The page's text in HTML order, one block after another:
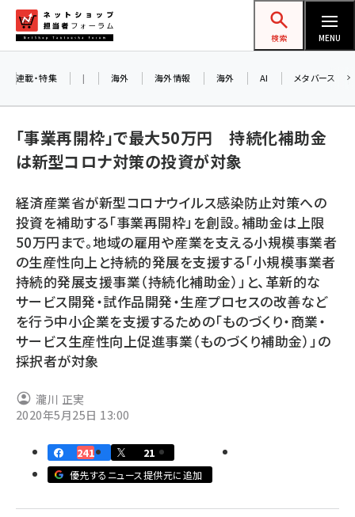
ン
ネットショップ担当者フォーラム
検索 MENU
yahoo (1898)
楽天 (1869)
ecbeing (1205)
アスクル (1115)
base (1070)
ビィ・フォアード (772)
連載・特集 | 海外 海外情報 海外 AI メタバース
「事業再開枠」で最大50万円 持続化補助金
は新型コロナ対策の投資が対象
経済産業省が新型コロナウイルス感染防止対策への
投資を補助する「事業再開枠」を創設。補助金は上限
50万円まで。地域の雇用や産業を支える小規模事業者
の生産性向上と持続的発展を支援する「小規模事業者
持続的発展支援事業（持続化補助金）」と、革新的な
サービス開発・試作品開発・生産プロセスの改善など
を行う中小企業を支援するための「ものづくり・商業・
サービス生産性向上促進事業（ものづくり補助金）」の
採択者が対象
瀧川 正実
2020年5月25日 13:00
241
21
優先するニュース提供元に追加
AI
アル
8/26
交流